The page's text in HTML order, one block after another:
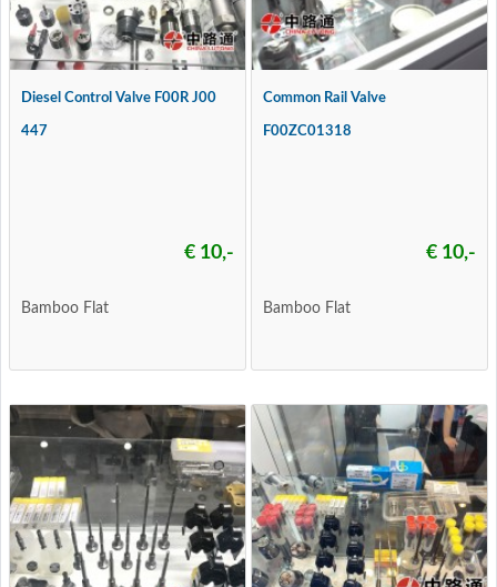
Diesel Control Valve F00R J00
447
€ 10,-
Bamboo Flat
Common Rail Valve
F00ZC01318
€ 10,-
Bamboo Flat